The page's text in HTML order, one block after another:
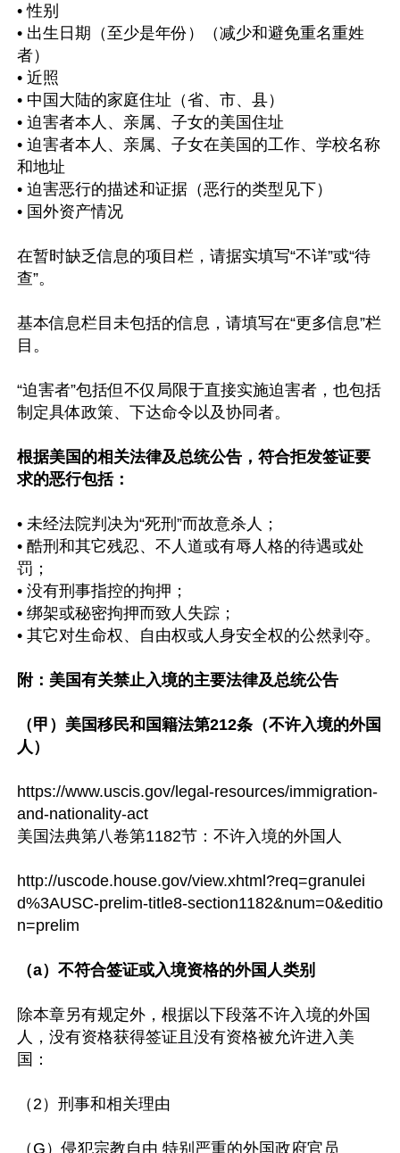
• 性别
• 出生日期（至少是年份）（减少和避免重名重姓
者）
• 近照
• 中国大陆的家庭住址（省、市、县）
• 迫害者本人、亲属、子女的美国住址
• 迫害者本人、亲属、子女在美国的工作、学校名称
和地址
• 迫害恶行的描述和证据（恶行的类型见下）
• 国外资产情况
在暂时缺乏信息的项目栏，请据实填写“不详”或“待
查”。
基本信息栏目未包括的信息，请填写在“更多信息”栏
目。
“迫害者”包括但不仅局限于直接实施迫害者，也包括
制定具体政策、下达命令以及协同者。
根据美国的相关法律及总统公告，符合拒发签证要
求的恶行包括：
• 未经法院判决为“死刑”而故意杀人；
• 酷刑和其它残忍、不人道或有辱人格的待遇或处
罚；
• 没有刑事指控的拘押；
• 绑架或秘密拘押而致人失踪；
• 其它对生命权、自由权或人身安全权的公然剥夺。
附：美国有关禁止入境的主要法律及总统公告
（甲）美国移民和国籍法第212条（不许入境的外国
人）
https://www.uscis.gov/legal-resources/immigration-
and-nationality-act
美国法典第八卷第1182节：不许入境的外国人
http://uscode.house.gov/view.xhtml?req=granulei
d%3AUSC-prelim-title8-section1182&num=0&editio
n=prelim
（a）不符合签证或入境资格的外国人类别
除本章另有规定外，根据以下段落不许入境的外国
人，没有资格获得签证且没有资格被允许进入美
国：
（2）刑事和相关理由
（G）侵犯宗教自由 特别严重的外国政府官员